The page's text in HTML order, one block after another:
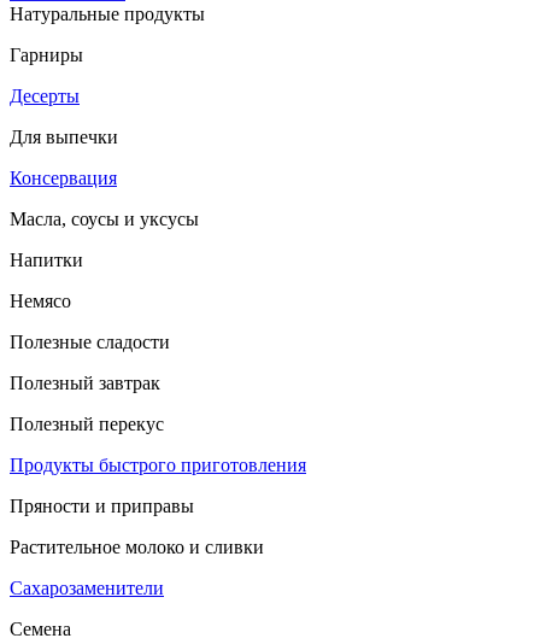
Натуральные продукты
Гарниры
Десерты
Для выпечки
Консервация
Масла, соусы и уксусы
Напитки
Немясо
Полезные сладости
Полезный завтрак
Полезный перекус
Продукты быстрого приготовления
Пряности и приправы
Растительное молоко и сливки
Сахарозаменители
Семена